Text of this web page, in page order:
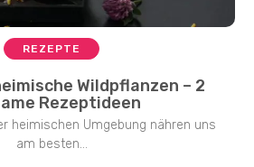
REZEPTE
Wildpflanzen – 2
Rezeptideen
heimischen Umgebung nähren uns
am besten...